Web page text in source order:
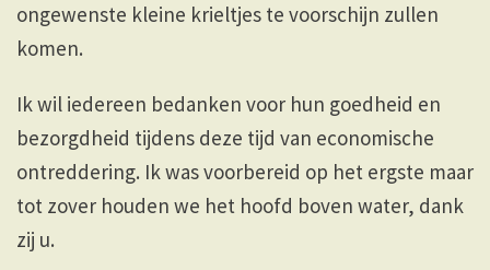
ongewenste kleine krieltjes te voorschijn zullen
komen.
Ik wil iedereen bedanken voor hun goedheid en
bezorgdheid tijdens deze tijd van economische
ontreddering. Ik was voorbereid op het ergste maar
tot zover houden we het hoofd boven water, dank
zij u.